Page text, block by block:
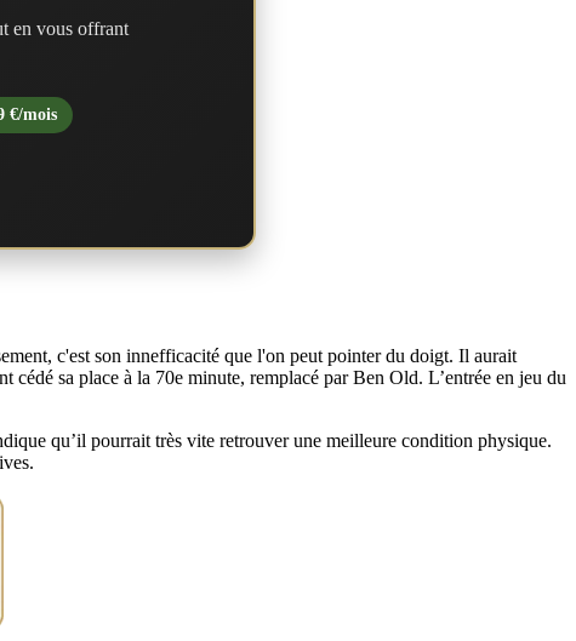
en vous offrant
€/mois
c'est son innefficacité que l'on peut pointer du doigt. Il aurait
sa place à la 70e minute, remplacé par Ben Old. L’entrée en jeu du
qu’il pourrait très vite retrouver une meilleure condition physique.